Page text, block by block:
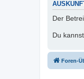
Der
Du
Foren-